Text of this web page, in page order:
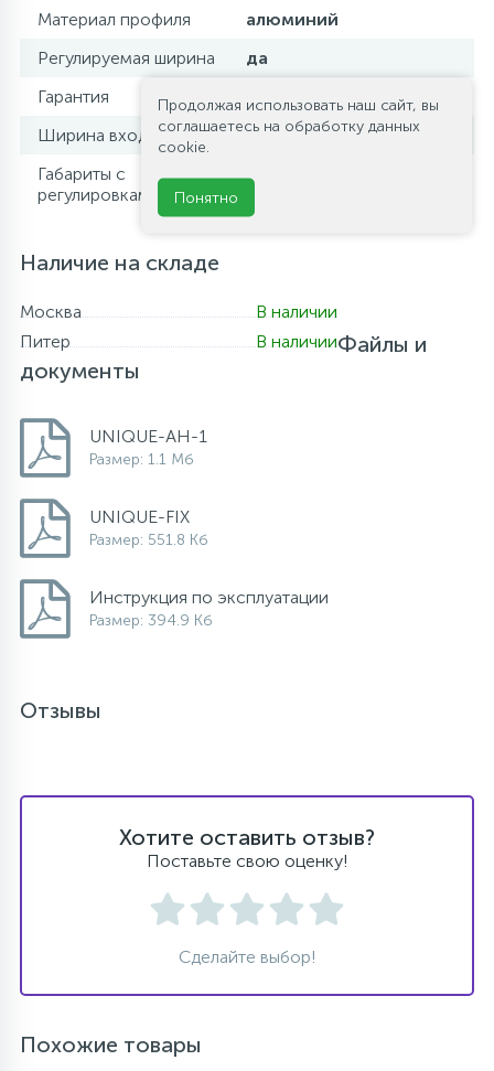
Материал профиля
алюминий
Регулируемая ширина
да
Гарантия
Ширина входа, см
42-57
Габариты с
регулировками, см
(110-125)(88,5-90)
Наличие на складе
Москва
В наличии
Питер
В наличииФайлы и
документы
UNIQUE-AH-1
Размер: 1.1 Мб
UNIQUE-FIX
Размер: 551.8 Кб
Инструкция по эксплуатации
Размер: 394.9 Кб
Отзывы
Хотите оставить отзыв?
Поставьте свою оценку!
Сделайте выбор!
Похожие товары
Продолжая использовать наш сайт, вы
соглашаетесь на обработку данных
cookie.
Понятно